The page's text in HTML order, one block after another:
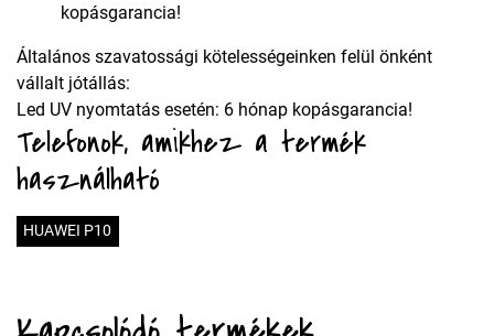
kopásgarancia!
Általános szavatossági kötelességeinken felül önként
vállalt jótállás:
Led UV nyomtatás esetén: 6 hónap kopásgarancia!
Telefonok, amikhez a termék
használható
HUAWEI P10